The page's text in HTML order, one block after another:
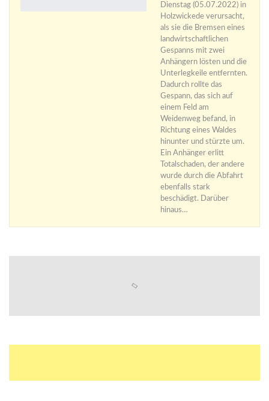
Dienstag (05.07.2022) in
Holzwickede verursacht,
als sie die Bremsen eines
landwirtschaftlichen
Gespanns mit zwei
Anhängern lösten und die
Unterlegkeile entfernten.
Dadurch rollte das
Gespann, das sich auf
einem Feld am
Weidenweg befand, in
Richtung eines Waldes
hinunter und stürzte um.
Ein Anhänger erlitt
Totalschaden, der andere
wurde durch die Abfahrt
ebenfalls stark
beschädigt. Darüber
hinaus…